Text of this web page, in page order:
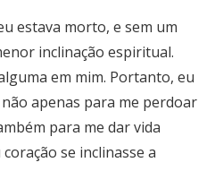
estava morto, e sem um
inclinação espiritual.
em mim. Portanto, eu
apenas para me perdoar
para me dar vida
se inclinasse a